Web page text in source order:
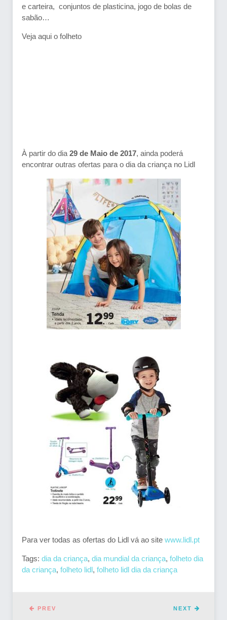
e carteira, conjuntos de plasticina, jogo de bolas de
sabão…
Veja aqui o folheto
À partir do dia 29 de Maio de 2017, ainda poderá
encontrar outras ofertas para o dia da criança no Lidl
Para ver todas as ofertas do Lidl vá ao site www.lidl.pt
Tags: dia da criança, dia mundial da criança, folheto dia
da criança, folheto lidl, folheto lidl dia da criança
NEXT
PREV